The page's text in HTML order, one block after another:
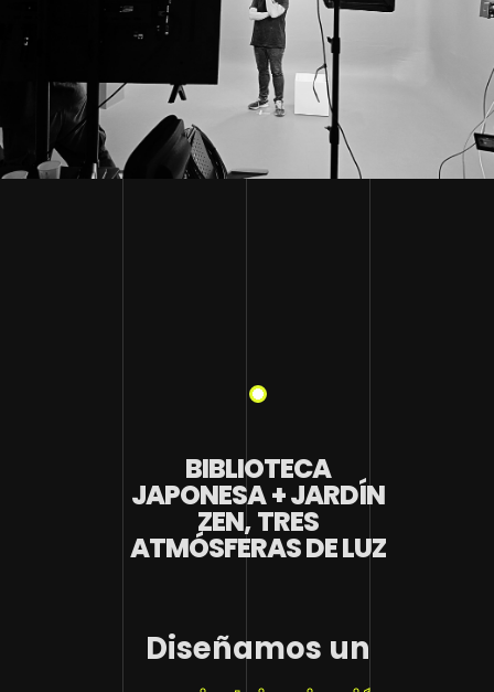
BIBLIOTECA
JAPONESA + JARDÍN
ZEN, TRES
ATMÓSFERAS DE LUZ
Diseñamos un